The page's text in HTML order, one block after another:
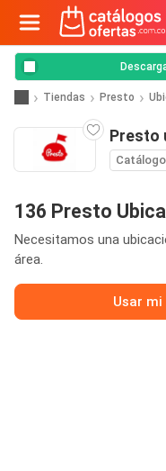
Tiendas Presto
Presto
136 Presto
Necesitamos una
área.
Usar